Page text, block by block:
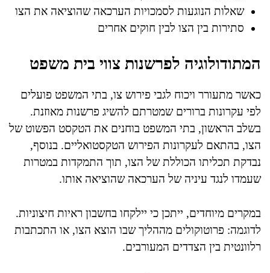
שאלות הנוגעות לסמכויות הערכאה שהוציאה את הצו
סתירות בין הצו לבין חוקים אחרים
המתודולוגיה לפרשנות צווי בית משפט
כאשר מתעורר ויכוח לגבי פירוש צו, בתי המשפט פועלים
לפי עקרונות ברורים שמטרתם להשיג פרשנות מאוזנת.
בשלב הראשון, בתי המשפט בוחנים את הטקסט הפשוט של
הצו, בהתאם לעקרונות הפירוש הטקסטואליים. בנוסף,
נבדקת תכליתו הכוללת של הצו, תוך התמקדות במטרות
שעמדו לנגד עיניה של הערכאה שהוציאה אותו.
במקרים מיוחדים, ייתכן כי יילקחו בחשבון ראיות חיצוניות.
לדוגמה: פרוטוקולים מההליך שבו הוצא הצו, או התכתבות
רלוונטית בין הצדדים המעורבים.